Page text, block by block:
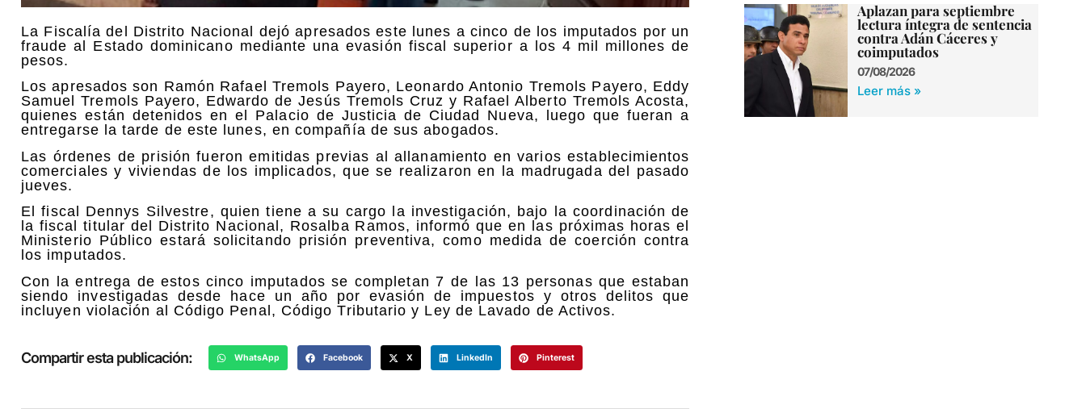
La Fiscalía del Distrito Nacional dejó apresados este lunes a cinco de los imputados por un
fraude al Estado dominicano mediante una evasión fiscal superior a los 4 mil millones de
pesos.
Los apresados son Ramón Rafael Tremols Payero, Leonardo Antonio Tremols Payero, Eddy
Samuel Tremols Payero, Edwardo de Jesús Tremols Cruz y Rafael Alberto Tremols Acosta,
quienes están detenidos en el Palacio de Justicia de Ciudad Nueva, luego que fueran a
entregarse la tarde de este lunes, en compañía de sus abogados.
Las órdenes de prisión fueron emitidas previas al allanamiento en varios establecimientos
comerciales y viviendas de los implicados, que se realizaron en la madrugada del pasado
jueves.
El fiscal Dennys Silvestre, quien tiene a su cargo la investigación, bajo la coordinación de
la fiscal titular del Distrito Nacional, Rosalba Ramos, informó que en las próximas horas el
Ministerio Público estará solicitando prisión preventiva, como medida de coerción contra
los imputados.
Con la entrega de estos cinco imputados se completan 7 de las 13 personas que estaban
siendo investigadas desde hace un año por evasión de impuestos y otros delitos que
incluyen violación al Código Penal, Código Tributario y Ley de Lavado de Activos.
Compartir esta publicación: WhatsApp Facebook X LinkedIn Pinterest
Aplazan para septiembre
lectura íntegra de sentencia
contra Adán Cáceres y
coimputados
07/08/2026
Leer más »